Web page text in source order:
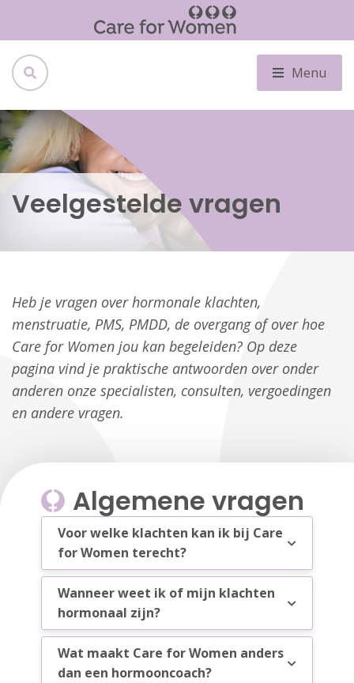
Menu
Veelgestelde vragen
Heb je vragen over hormonale klachten,
menstruatie, PMS, PMDD, de overgang of over hoe
Care for Women jou kan begeleiden? Op deze
pagina vind je praktische antwoorden over onder
anderen onze specialisten, consulten, vergoedingen
en andere vragen.
Algemene vragen
Voor welke klachten kan ik bij Care
for Women terecht?
Wanneer weet ik of mijn klachten
hormonaal zijn?
Wat maakt Care for Women anders
dan een hormooncoach?